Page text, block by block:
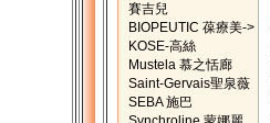
賽吉兒
BIOPEUTIC 葆療美->
KOSE-高絲
Mustela 慕之恬廊
Saint-Gervais聖泉薇
SEBA 施巴